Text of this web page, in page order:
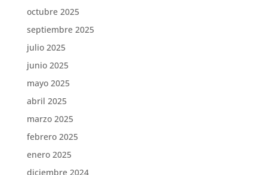
octubre 2025
septiembre 2025
julio 2025
junio 2025
mayo 2025
abril 2025
marzo 2025
febrero 2025
enero 2025
diciembre 2024